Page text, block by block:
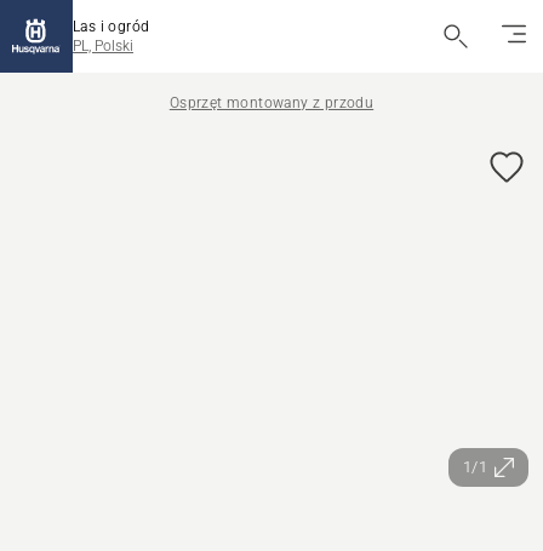
Las i ogród
PL, Polski
Osprzęt montowany z przodu
1/1